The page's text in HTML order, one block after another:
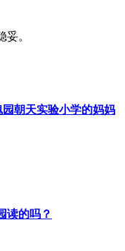
。
朝天实验小学的妈妈
读的吗？